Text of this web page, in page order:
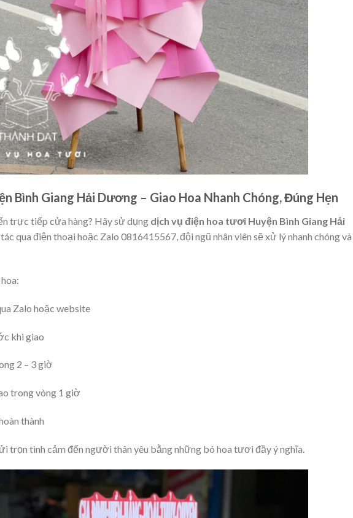
Bình Giang Hải Dương – Giao Hoa Nhanh Chóng, Đúng Hẹn
trực tiếp cửa hàng? Hãy sử dụng dịch vụ điện hoa tươi Huyện Bình Giang Hải
qua điện thoại hoặc Zalo 0816415567, đội ngũ nhân viên sẽ xử lý nhanh chóng và
Zalo hoặc website
khi giao
2 – 3 giờ
trong vòng 1 giờ
thành
trọn tình cảm đến người thân yêu bằng những bó hoa tươi đầy ý nghĩa.